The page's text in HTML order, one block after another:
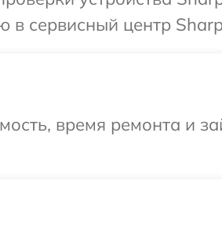
в сервисный центр
время ремонта и